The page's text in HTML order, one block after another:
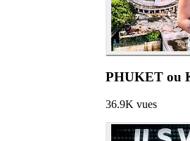
PHUKET ou
36.9K vues